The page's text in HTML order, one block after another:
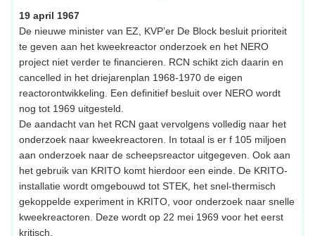
19 april 1967
De nieuwe minister van EZ, KVP’er De Block besluit prioriteit
te geven aan het kweekreactor onderzoek en het NERO
project niet verder te financieren. RCN schikt zich daarin en
cancelled in het driejarenplan 1968-1970 de eigen
reactorontwikkeling. Een definitief besluit over NERO wordt
nog tot 1969 uitgesteld.
De aandacht van het RCN gaat vervolgens volledig naar het
onderzoek naar kweekreactoren. In totaal is er f 105 miljoen
aan onderzoek naar de scheepsreactor uitgegeven. Ook aan
het gebruik van KRITO komt hierdoor een einde. De KRITO-
installatie wordt omgebouwd tot STEK, het snel-thermisch
gekoppelde experiment in KRITO, voor onderzoek naar snelle
kweekreactoren. Deze wordt op 22 mei 1969 voor het eerst
kritisch.